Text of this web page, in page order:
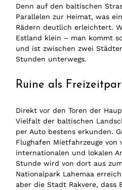
Denn auf den baltischen
Parallelen zur Heimat, was
Rädern deutlich erleichtert.
Estland klein – man kommt
und ist zwischen zwei
Stunden unterwegs.
Ruine als
Direkt vor den Toren der
Vielfalt der baltischen
per Auto bestens erkunden.
Flughafen Mietfahrzeuge von
internationalen und lokalen
Stunde wird von dort aus
Nationalpark Lahemaa
aber die Stadt Rakvere, dass